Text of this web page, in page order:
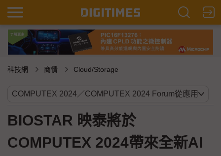
科技網 商情 Cloud/Storage
BIOSTAR 映泰將於
COMPUTEX 2024帶來全新AI